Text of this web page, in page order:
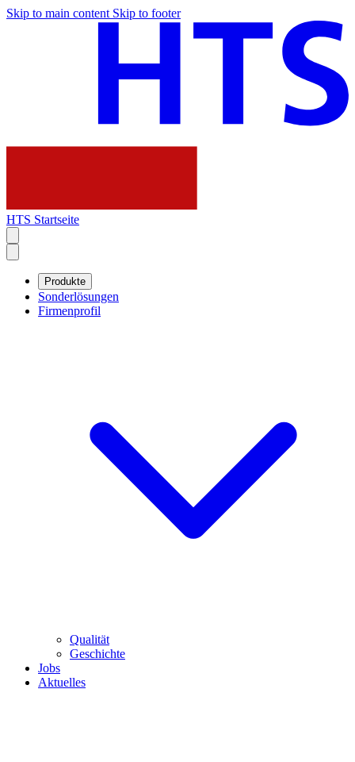
Skip to main content Skip to footer
HTS Startseite
Produkte
Sonderlösungen
Firmenprofil
Qualität
Geschichte
Jobs
Aktuelles